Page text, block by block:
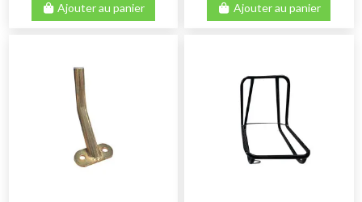
Ajouter au panier Ajouter au panier